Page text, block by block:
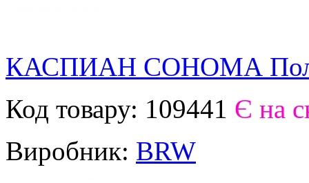
КАСПИАН СОНОМА
Код товару: 109441 Є на
Виробник: BRW